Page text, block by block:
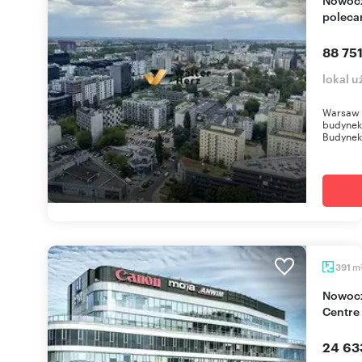
88
lokal
391 m
Nowoczesny biurowiec klasy A w Libra Business
24